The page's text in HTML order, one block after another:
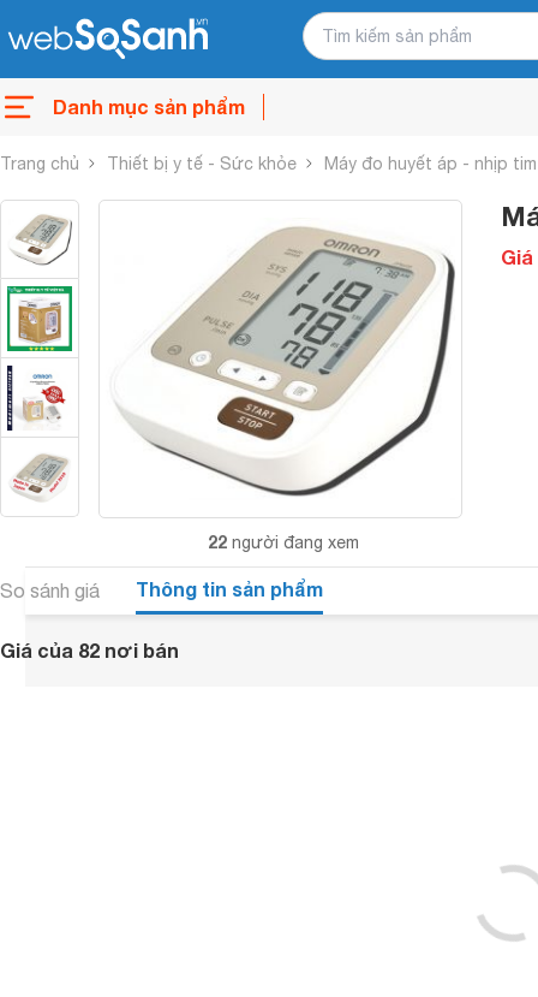
Danh mục sản phẩm
Trang chủ Thiết bị y tế - Sức khỏe Máy đo huyết áp - nhịp tim
22 người đang xem
So sánh giá Thông tin sản phẩm
Giá của 82 nơi bán